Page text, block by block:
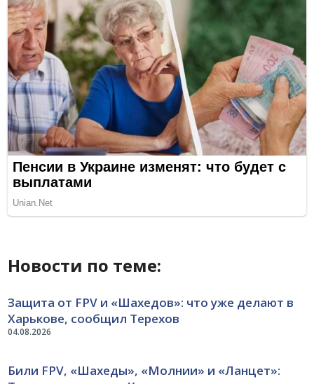
Новости по теме:
04.08.2026
Защита от FPV и «Шахедов»: что уже делают в
Харькове, сообщил Терехов
Били FPV, «Шахеды», «Молнии» и «Ланцет»: